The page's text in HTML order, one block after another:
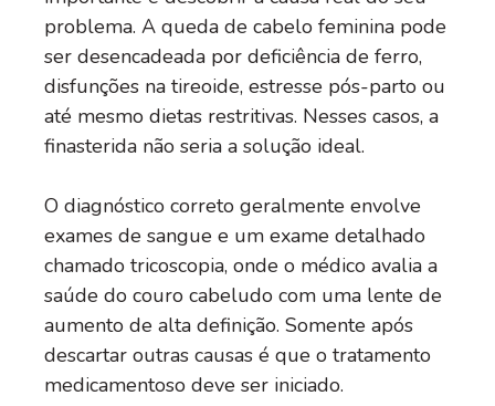
problema. A queda de cabelo feminina pode
ser desencadeada por deficiência de ferro,
disfunções na tireoide, estresse pós-parto ou
até mesmo dietas restritivas. Nesses casos, a
finasterida não seria a solução ideal.
O diagnóstico correto geralmente envolve
exames de sangue e um exame detalhado
chamado tricoscopia, onde o médico avalia a
saúde do couro cabeludo com uma lente de
aumento de alta definição. Somente após
descartar outras causas é que o tratamento
medicamentoso deve ser iniciado.